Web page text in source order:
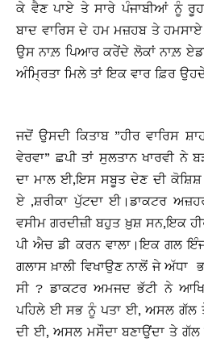
ਕੇ ਵੈਣ ਪਾਏ ਤੇ ਸਾਰੇ ਪੰਜਾਬੀਆਂ ਨੂੰ
ਬਾਦ ਵਾਰਿਸ ਦੇ ਹਮ ਮਜ਼ਹਬ ਤੇ
ਉਸ ਨਾਲ਼ ਪਿਆਰ ਕਰੇਂਦੇ ਲੋਕਾਂ ਨਾਲ਼ ਏਡਾ
ਅੰਮ੍ਰਿਤਾ ਮਿਲੇ ਤਾਂ ਇਕ ਵਾਰ ਫ਼ਿਰ
ਜਦੋਂ ਉਸਦੀ ਕਿਤਾਬ ”ਹੀਰ ਵਾਰਿਸ
ਵੇਰਵਾ” ਛਪੀ ਤਾਂ ਸੁਲਤਾਨ ਖਾਰਵੀ ਨੇ
ਦਾ ਮਾਲ ਈ,ਇਸ ਸਬੂਤ ਦੇਣ ਦੀ ਕੋਸ਼ਿਸ਼
ਏ ,ਸ਼ਰੀਕਾ ਪੁੱਟਦਾ ਈ।ਡਾਕਟਰ
ਵਸੀਮ ਗਰਦੀਜ਼ੀ ਬਹੁਤ ਖ਼ੁਸ਼ ਸਨ,ਇਕ
ਪੀ ਐਚ ਡੀ ਕਰਨ ਵਾਲਾ।ਇਕ ਗਲ
ਗਲਾਸ ਖ਼ਾਲੀ ਵਿਖਾਉਣ ਨਾਲੋਂ ਜੇ ਅੱਧਾ
ਸੀ ? ਡਾਕਟਰ ਅਮਜਦ ਭੱਟੀ ਨੇ
ਪਹਿਲੇ ਈ ਸਭ ਨੂੰ ਪਤਾ ਈ, ਅਸਲ ਗੱਲ
ਦੀ ਈ, ਅਸਲ ਮਸੌਦਾ ਬਣਾਉਂਦਾ ਤੇ